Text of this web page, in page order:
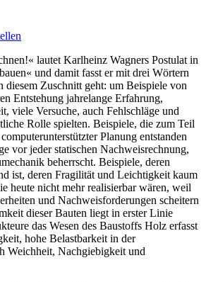
lautet Karlheinz Wagners Postulat in
und damit fasst er mit drei Wörtern
diesem Zuschnitt geht: um Beispiele von
Entstehung jahrelange Erfahrung,
viele Versuche, auch Fehlschläge und
Rolle spielten. Beispiele, die zum Teil
Planung entstanden
vor jeder statischen Nachweisrechnung,
beherrscht. Beispiele, deren
ist, deren Fragilität und Leichtigkeit kaum
heute nicht mehr realisierbar wären, weil
und Nachweisforderungen scheitern
dieser Bauten liegt in erster Linie
das Wesen des Baustoffs Holz erfasst
hohe Belastbarkeit in der
Weichheit, Nachgiebigkeit und